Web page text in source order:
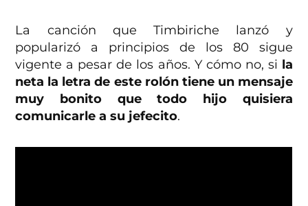
La canción que Timbiriche lanzó y
popularizó a principios de los 80 sigue
vigente a pesar de los años. Y cómo no, si la
neta la letra de este rolón tiene un mensaje
muy bonito que todo hijo quisiera
comunicarle a su jefecito.